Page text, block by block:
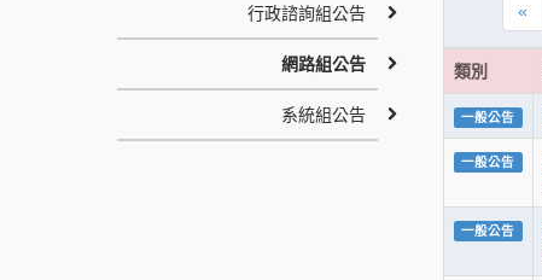
«
類別
一般公告
一般公告
一般公告
行政諮詢組公告
網路組公告
系統組公告